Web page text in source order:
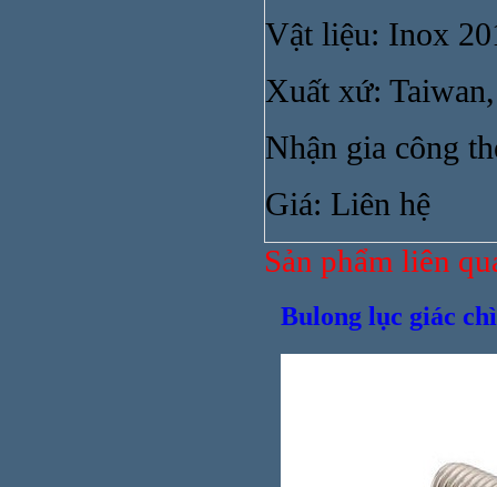
Vật liệu: Inox
Xuất xứ:
Nhận gia công
Giá: Liên hệ
Sản phẩm liên
Bulong lục giác